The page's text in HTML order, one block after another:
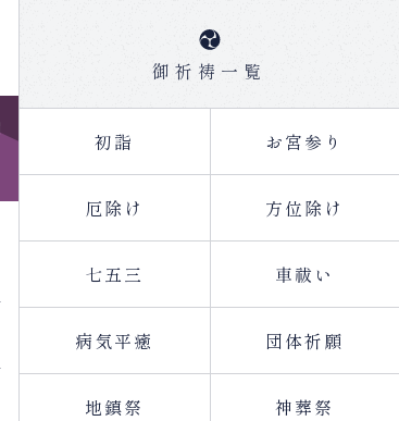
御祈祷一覧
初詣 お宮参り
厄除け 方位除け
七五三 車祓い
病気平癒 団体祈願
地鎮祭 神葬祭